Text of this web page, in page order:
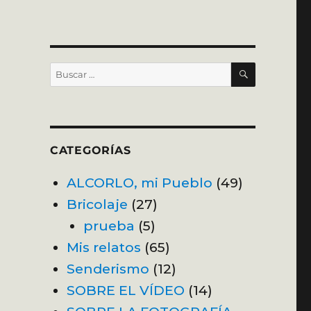
Buscar
por:
BUSCAR
CATEGORÍAS
ALCORLO, mi Pueblo (49)
Bricolaje (27)
prueba (5)
Mis relatos (65)
Senderismo (12)
SOBRE EL VÍDEO (14)